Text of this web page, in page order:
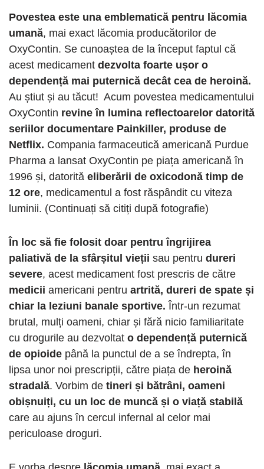
Povestea este una emblematică pentru lăcomia
umană, mai exact lăcomia producătorilor de
OxyContin. Se cunoaștea de la început faptul că
acest medicament dezvolta foarte ușor o
dependență mai puternică decât cea de heroină.
Au știut și au tăcut! Acum povestea medicamentului
OxyContin revine în lumina reflectoarelor datorită
seriilor documentare Painkiller, produse de
Netflix. Compania farmaceutică americană Purdue
Pharma a lansat OxyContin pe piața americană în
1996 și, datorită eliberării de oxicodonă timp de
12 ore, medicamentul a fost răspândit cu viteza
luminii. (Continuați să citiți după fotografie)
În loc să fie folosit doar pentru îngrijirea
paliativă de la sfârșitul vieții sau pentru dureri
severe, acest medicament fost prescris de către
medicii americani pentru artrită, dureri de spate și
chiar la leziuni banale sportive. Într-un rezumat
brutal, mulți oameni, chiar și fără nicio familiaritate
cu drogurile au dezvoltat o dependență puternică
de opioide până la punctul de a se îndrepta, în
lipsa unor noi prescripții, către piața de heroină
stradală. Vorbim de tineri și bătrâni, oameni
obișnuiți, cu un loc de muncă și o viață stabilă
care au ajuns în cercul infernal al celor mai
periculoase droguri.